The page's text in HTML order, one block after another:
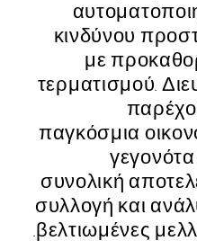
κινδύνου
με
τερματισμού.
παγκόσμια
συνολική
συλλογή και
βελτιωμένες